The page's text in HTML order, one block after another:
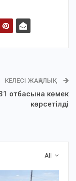
КЕЛЕСІ ЖАҢАЛЫҚ
отбасына көмек
көрсетілді
All